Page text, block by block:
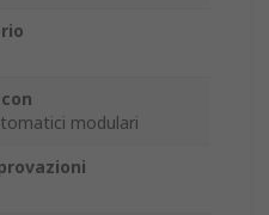
modulari